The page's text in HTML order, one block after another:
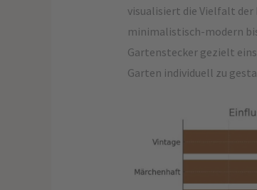
visualisiert die Vielfalt
minimalistisch-modern
Gartenstecker gezielt
Garten individuell zu